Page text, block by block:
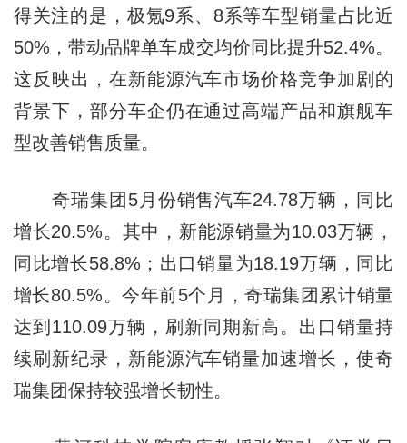
得关注的是，极氪9系、8系等车型销量占比近
50%，带动品牌单车成交均价同比提升52.4%。
这反映出，在新能源汽车市场价格竞争加剧的
背景下，部分车企仍在通过高端产品和旗舰车
型改善销售质量。
奇瑞集团5月份销售汽车24.78万辆，同比
增长20.5%。其中，新能源销量为10.03万辆，
同比增长58.8%；出口销量为18.19万辆，同比
增长80.5%。今年前5个月，奇瑞集团累计销量
达到110.09万辆，刷新同期新高。出口销量持
续刷新纪录，新能源汽车销量加速增长，使奇
瑞集团保持较强增长韧性。